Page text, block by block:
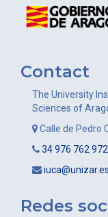
Contact
The University
Sciences of
Calle de Pedro
34 976 762 972
iuca@unizar.es
Redes